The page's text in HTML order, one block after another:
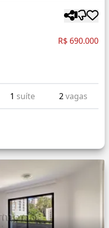
R$ 690.000
1 suíte 2vagas